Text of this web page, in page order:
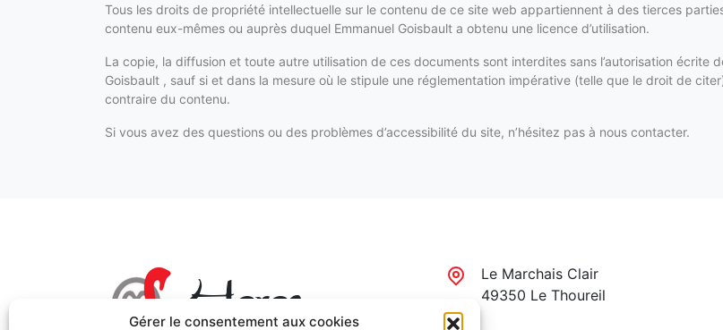
Gérer le consentement aux cookies
Tous les droits de propriété intellectuelle sur le contenu de ce site web appartiennent à des tierces
contenu eux-mêmes ou auprès duquel Emmanuel Goisbault a obtenu une licence d’utilisation.
La copie, la diffusion et toute autre utilisation de ces documents sont interdites sans l’autorisation écrite
Goisbault , sauf si et dans la mesure où le stipule une réglementation impérative (telle que le droit de
contraire du contenu.
Si vous avez des questions ou des problèmes d’accessibilité du site, n’hésitez pas à nous contacter.
Haras
Le Marchais Clair
49350 Le Thoureil